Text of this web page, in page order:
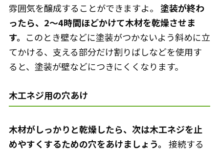
雰囲気を醸成することができますよ。 塗装が終わ
ったら、2～4時間ほどかけて木材を乾燥させま
す。 このとき壁などに塗装がつかないよう斜めに立
てかける、支える部分だけ割りばしなどを使用す
ると、塗装が壁などにつきにくくなります。
木工ネジ用の穴あけ
木材がしっかりと乾燥したら、次は木工ネジを止
めやすくするための穴をあけましょう。 接続する